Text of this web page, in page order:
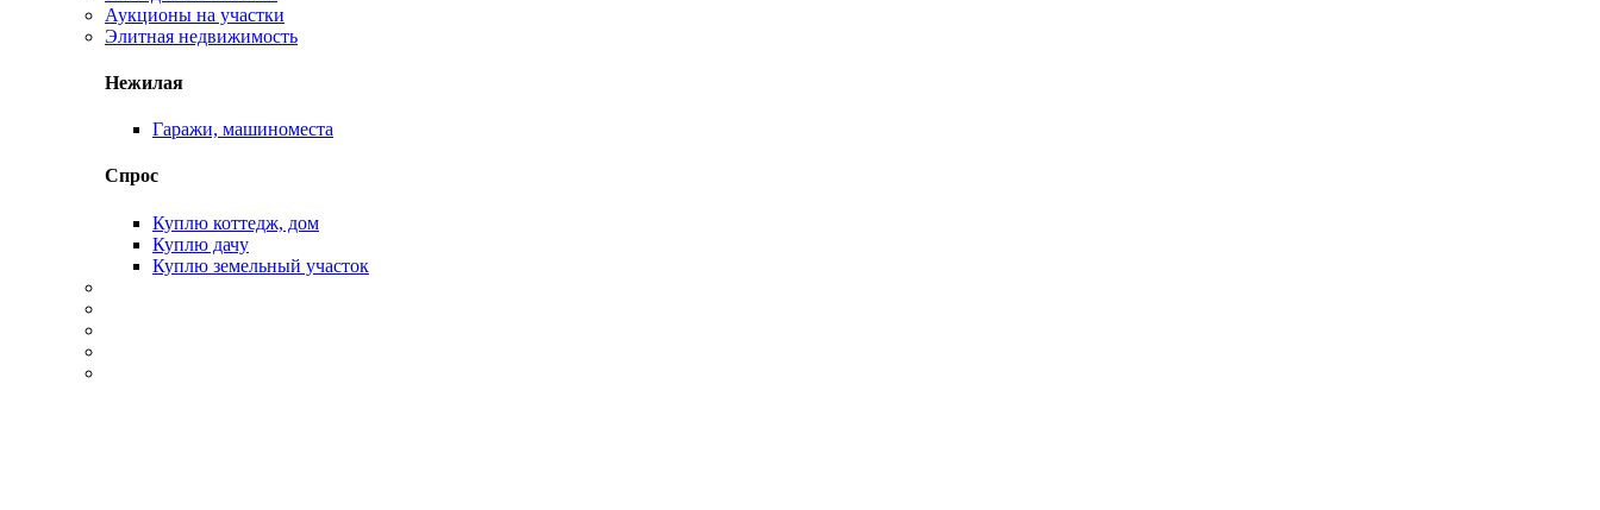
Аукционы на участки
Элитная недвижимость
Нежилая
Гаражи, машиноместа
Спрос
Куплю коттедж, дом
Куплю дачу
Куплю земельный участок